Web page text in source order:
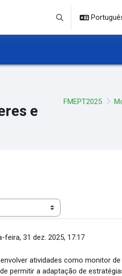
Alternar entrada de
e
FMEPT2025
feira, 31 dez. 2025, 17:17
atividades como monitor
permitir a adaptação de